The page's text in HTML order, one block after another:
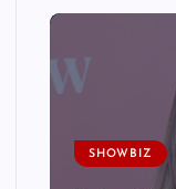
SHOWBIZ